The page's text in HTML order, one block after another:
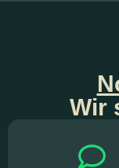
Wir